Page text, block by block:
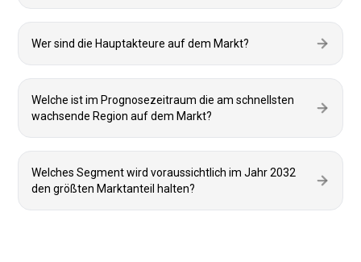
Wer sind die Hauptakteure auf dem Markt?
Welche ist im Prognosezeitraum die am schnellsten
wachsende Region auf dem Markt?
Welches Segment wird voraussichtlich im Jahr 2032
den größten Marktanteil halten?